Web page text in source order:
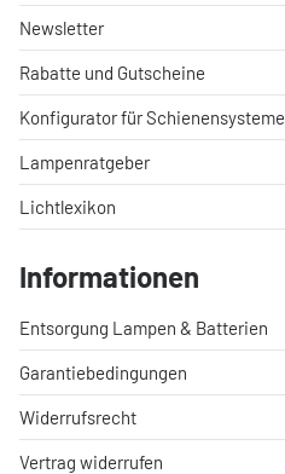
Newsletter
Rabatte und Gutscheine
Konfigurator für Schienensysteme
Lampenratgeber
Lichtlexikon
Informationen
Entsorgung Lampen & Batterien
Garantiebedingungen
Widerrufsrecht
Vertrag widerrufen